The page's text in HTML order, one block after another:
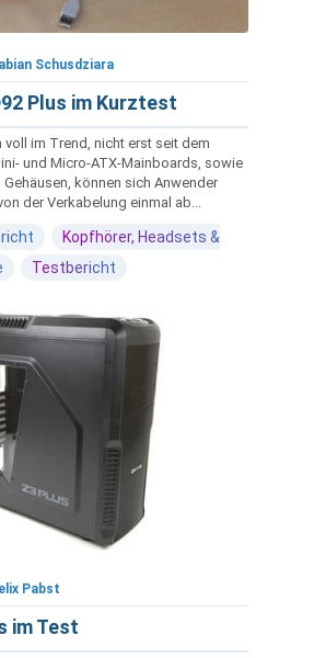
Schusdziara
Plus im Kurztest
voll im Trend, nicht erst seit dem
und Micro-ATX-Mainboards, sowie
können sich Anwender
der Verkabelung einmal ab...
Kopfhörer, Headsets &
Testbericht
Pabst
im Test